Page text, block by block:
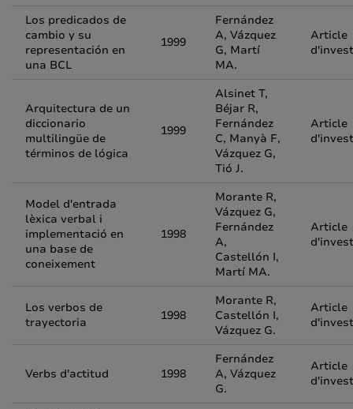
Los predicados de
cambio y su
representación en
una BCL
1999
Fernández
A, Vázquez
G, Martí
MA.
Article
Arquitectura de un
diccionario
multilingüe de
términos de lógica
1999
Alsinet T,
Béjar R,
Fernández
C, Manyà F,
Vázquez G,
Tió J.
Article
Model d'entrada
lèxica verbal i
implementació en
una base de
coneixement
1998
Morante R,
Vázquez G,
Fernández
A,
Castellón I,
Martí MA.
Article
Los verbos de
trayectoria
1998
Morante R,
Castellón I,
Vázquez G.
Article
Verbs d'actitud 1998
Fernández
A, Vázquez
G.
Article